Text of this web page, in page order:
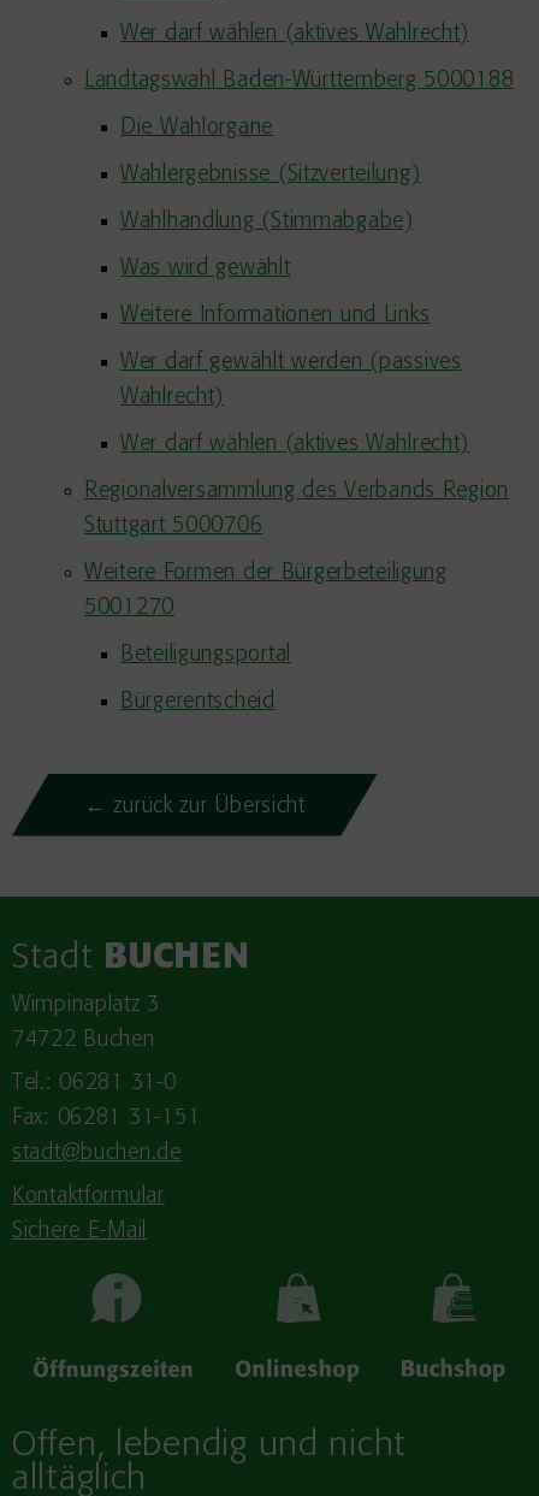
Wer darf wählen (aktives Wahlrecht)
Landtagswahl Baden-Württemberg 5000188
Die Wahlorgane
Wahlergebnisse (Sitzverteilung)
Wahlhandlung (Stimmabgabe)
Was wird gewählt
Weitere Informationen und Links
Wer darf gewählt werden (passives
Wahlrecht)
Wer darf wählen (aktives Wahlrecht)
Regionalversammlung des Verbands Region
Stuttgart 5000706
Weitere Formen der Bürgerbeteiligung
5001270
Beteiligungsportal
Bürgerentscheid
← zurück zur Übersicht
Stadt BUCHEN
Wimpinaplatz 3
74722 Buchen
Tel.: 06281 31-0
Fax: 06281 31-151
stadt@buchen.de
Kontaktformular
Sichere E-Mail
Offen, lebendig und nicht
alltäglich